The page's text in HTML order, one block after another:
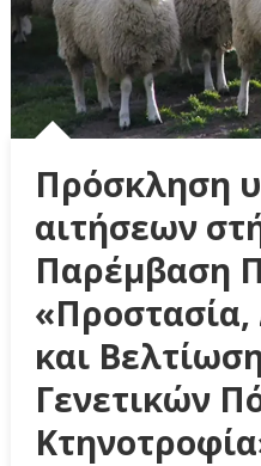
Πρόσκληση
αιτήσεων
Παρέμβαση
και
Γενετικών